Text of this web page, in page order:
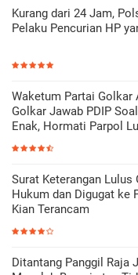
Kurang dari 24 Jam,
Pelaku Pencurian HP
Waketum Partai Golkar
Golkar Jawab PDIP
Enak, Hormati Parpol
Surat Keterangan Lulus
Hukum dan Digugat ke
Kian Terancam
Ditantang Panggil Raja